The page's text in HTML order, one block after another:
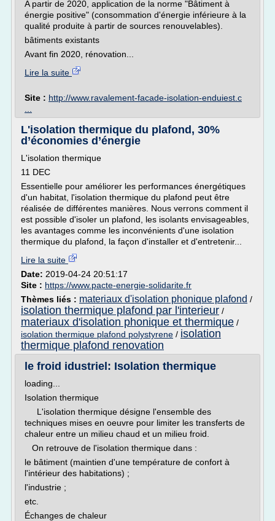
A partir de 2020, application de la norme "Bâtiment à
énergie positive" (consommation d'énergie inférieure à la
qualité produite à partir de sources renouvelables).
bâtiments existants
Avant fin 2020, rénovation...
Lire la suite
Site : http://www.ravalement-facade-isolation-enduiest.c
L'isolation thermique du plafond, 30%
d’économies d’énergie
L'isolation thermique
11 DEC
Essentielle pour améliorer les performances énergétiques
d'un habitat, l'isolation thermique du plafond peut être
réalisée de différentes manières. Nous verrons comment il
est possible d'isoler un plafond, les isolants envisageables,
les avantages comme les inconvénients d'une isolation
thermique du plafond, la façon d'installer et d'entretenir...
Lire la suite
Date: 2019-04-24 20:51:17
Site : https://www.pacte-energie-solidarite.fr
Thèmes liés : materiaux d'isolation phonique plafond /
isolation thermique plafond par l'interieur /
materiaux d'isolation phonique et thermique /
isolation thermique plafond polystyrene / isolation
thermique plafond renovation
le froid idustriel: Isolation thermique
loading...
Isolation thermique
L'isolation thermique désigne l'ensemble des
techniques mises en oeuvre pour limiter les transferts de
chaleur entre un milieu chaud et un milieu froid.
On retrouve de l'isolation thermique dans :
le bâtiment (maintien d'une température de confort à
l'intérieur des habitations) ;
l'industrie ;
etc.
Échanges de chaleur